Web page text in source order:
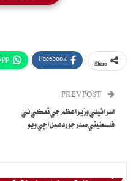
حرمتي ۽ يهودي آبادڪاري کي واڌ
Facebook
اسرائيلي وزيراعظم جي ڌمڪي تي
فلسطيني صدر جو ردعمل اچي ويو